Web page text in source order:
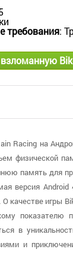
требования:
Racing на
физической
память для
версия
качестве игры
в
и